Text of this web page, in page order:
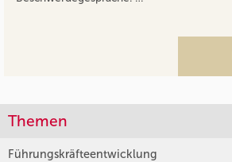
Themen
Führungskräfteentwicklung